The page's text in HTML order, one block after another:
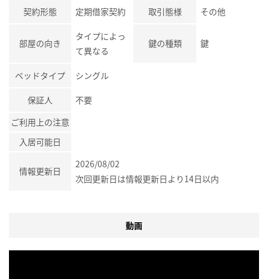
契約形態 定期借家契約 取引態様 その他
部屋の向き
タイプによっ
て異なる
鍵の種類 鍵
ベッドタイプ シングル
保証人
不要
ご利用上の注意
入居可能日
情報更新日
2026/08/02
次回更新日は情報更新日より14日以内
動画